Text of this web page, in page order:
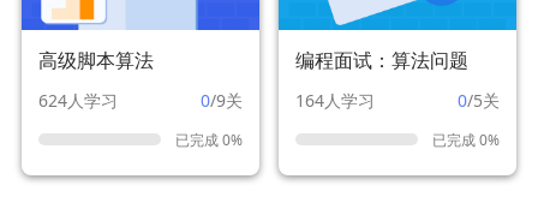
高级脚本算法
624人学习 0/9关
已完成 0%
编程面试：算法问题
164人学习 0/5关
已完成 0%